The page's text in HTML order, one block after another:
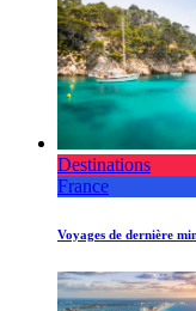
Destinations
France
Voyages de dernière